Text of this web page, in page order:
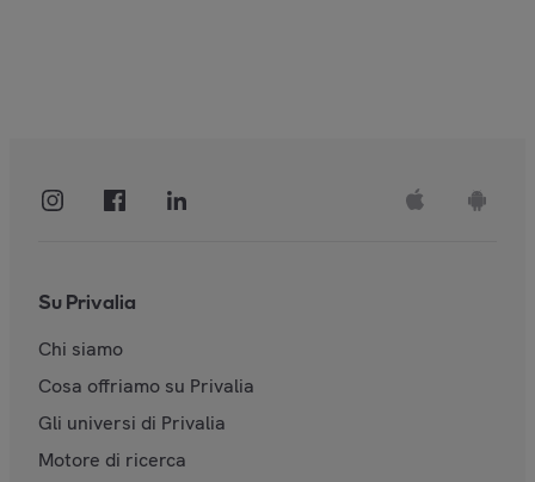
Su Privalia
Chi siamo
Cosa offriamo su Privalia
Gli universi di Privalia
Motore di ricerca